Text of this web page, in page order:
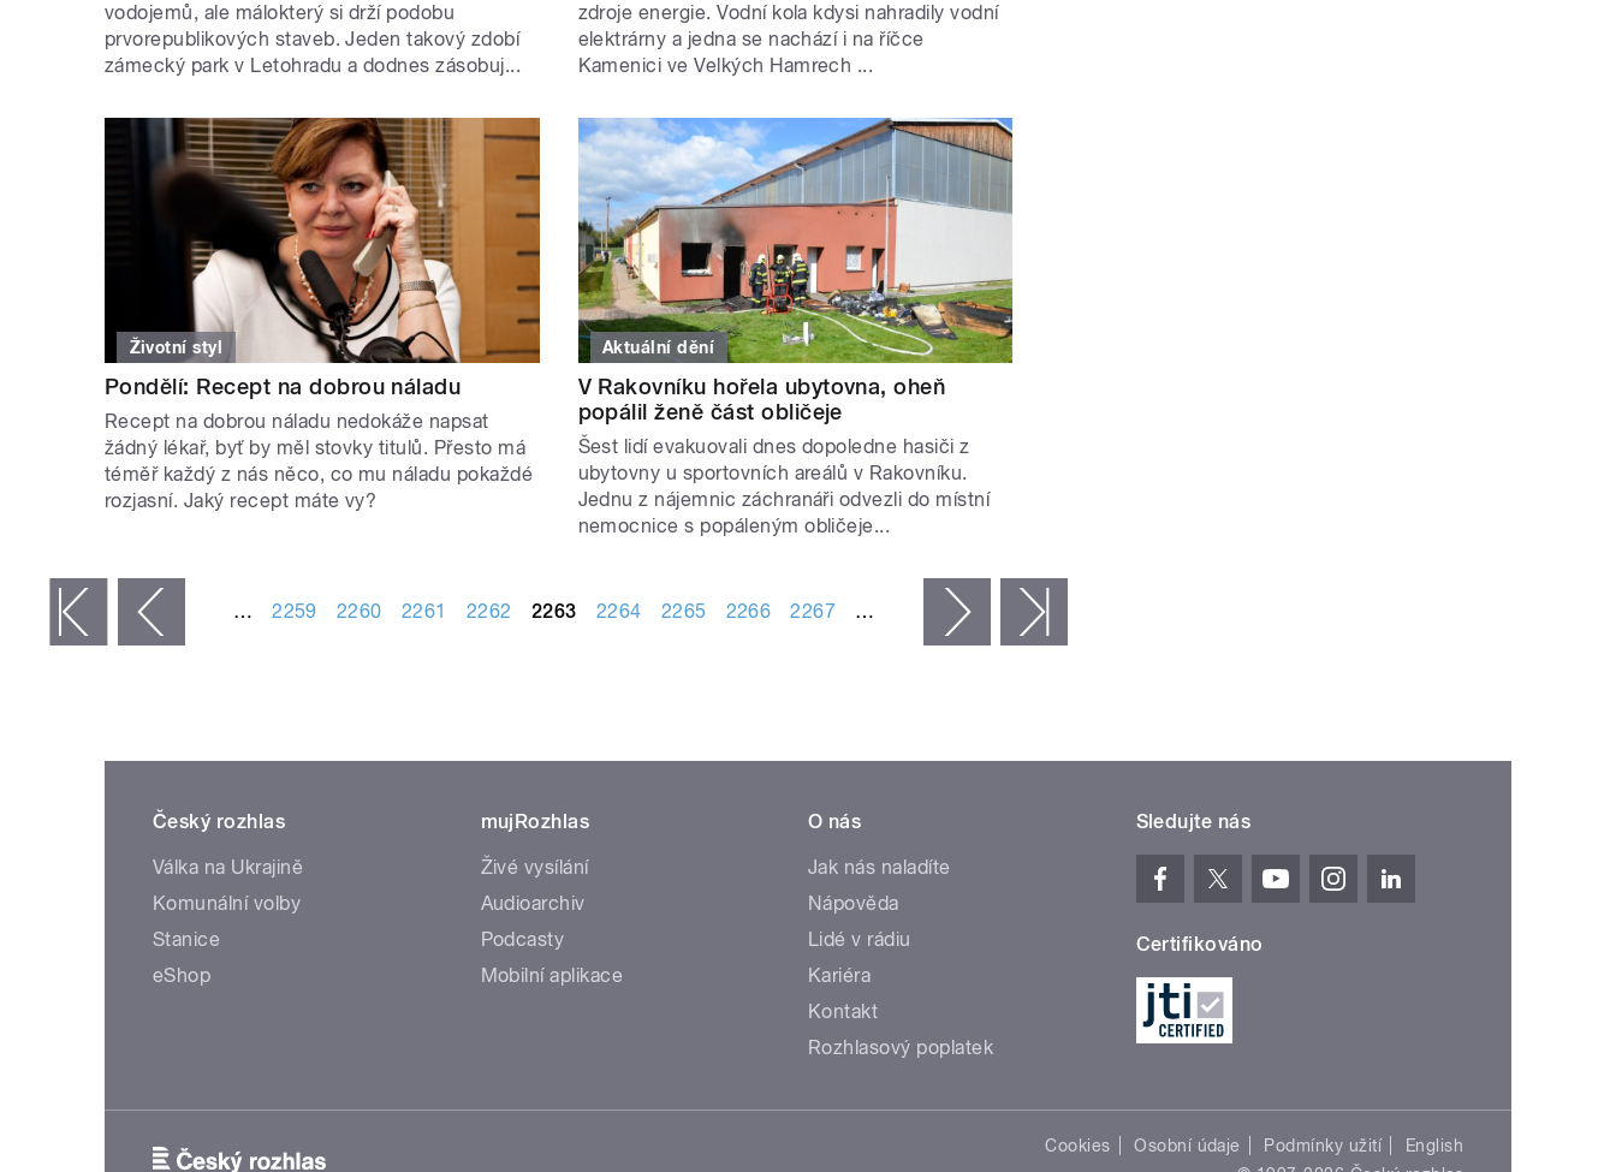
vodojemů, ale málokterý si drží podobu
prvorepublikových staveb. Jeden takový zdobí
zámecký park v Letohradu a dodnes zásobuj...
zdroje energie. Vodní kola kdysi nahradily vodní
elektrárny a jedna se nachází i na říčce
Kamenici ve Velkých Hamrech ...
Životní styl
Pondělí: Recept na dobrou náladu
Recept na dobrou náladu nedokáže napsat
žádný lékař, byť by měl stovky titulů. Přesto má
téměř každý z nás něco, co mu náladu pokaždé
rozjasní. Jaký recept máte vy?
Aktuální dění
V Rakovníku hořela ubytovna, oheň
popálil ženě část obličeje
Šest lidí evakuovali dnes dopoledne hasiči z
ubytovny u sportovních areálů v Rakovníku.
Jednu z nájemnic záchranáři odvezli do místní
nemocnice s popáleným obličeje...
‹ předchozí … 2259 2260 2261 2262 2263 2264 2265 2266 2267 … následující ›
Český rozhlas
Válka na Ukrajině
Komunální volby
Stanice
eShop
mujRozhlas
Živé vysílání
Audioarchiv
Podcasty
Mobilní aplikace
O nás
Jak nás naladíte
Nápověda
Lidé v rádiu
Kariéra
Kontakt
Rozhlasový poplatek
Sledujte nás
Certifikováno
Cookies Osobní údaje Podmínky užití
English